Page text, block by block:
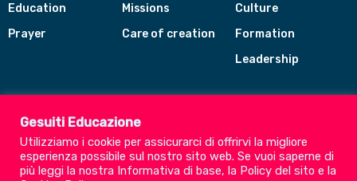
Education
Prayer
Missions
Care of creation
Culture
Formation
Leadership
Toggle
menu
Society of Jesus
Gesuiti Educazione
Utilizziamo i cookie per assicurarci di offrirvi la migliore
esperienza possibile sul nostro sito web. Se vuoi saperne di
più leggi la nostra Informativa di base, la Policy del sito e la